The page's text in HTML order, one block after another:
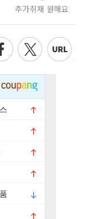
추가취재 원해요